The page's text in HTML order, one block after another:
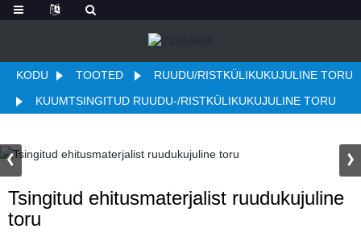
KODU TOOTED
RUUDU/RISTKÜLIKUKUJULINE TORU
KUUMTSINGITUD RUUDU-/RISTKÜLIKUKUJULINE TORU
Tsingitud ehitusmaterjalist ruudukujuline
toru